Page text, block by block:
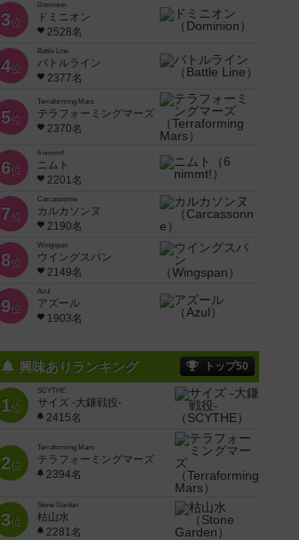
3位
Dominion
ドミニオン
2528名
4位
Battle Line
バトルライン
2377名
5位
Terraforming Mars
テラフォーミングマーズ
2370名
6位
6 nimmt!
ニムト
2201名
7位
Carcassonne
カルカソンヌ
2190名
8位
Wingspan
ウイングスパン
2149名
9位
Azul
アズール
1903名
興味ありランキング トップ50
1位
SCYTHE
サイズ -大鎌戦役-
2415名
2位
Terraforming Mars
テラフォーミングマーズ
2394名
3位
Stone Garden
枯山水
2281名